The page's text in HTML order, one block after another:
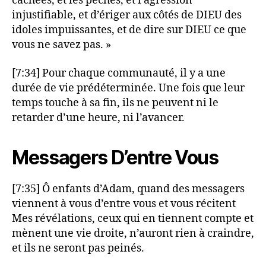
injustifiable, et d’ériger aux côtés de DIEU des
idoles impuissantes, et de dire sur DIEU ce que
vous ne savez pas. »
[7:34] Pour chaque communauté, il y a une
durée de vie prédéterminée. Une fois que leur
temps touche à sa fin, ils ne peuvent ni le
retarder d’une heure, ni l’avancer.
Messagers D’entre Vous
[7:35] Ô enfants d’Adam, quand des messagers
viennent à vous d’entre vous et vous récitent
Mes révélations, ceux qui en tiennent compte et
mènent une vie droite, n’auront rien à craindre,
et ils ne seront pas peinés.